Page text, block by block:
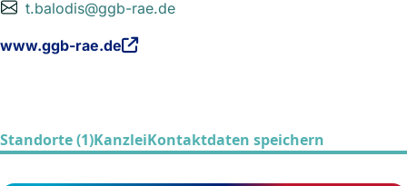
t.balodis@ggb-rae.de
www.ggb-rae.de
Standorte (1)KanzleiKontaktdaten speichern